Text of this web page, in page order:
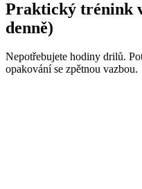
Praktický trénink
denně)
Nepotřebujete hodiny drilů.
opakování se zpětnou vazbou.